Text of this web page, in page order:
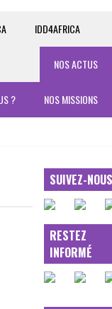
IDD4AFRICA
NOS ACTUS
NOS MISSIONS
?
SUIVEZ-
RESTEZ
INFORMÉ